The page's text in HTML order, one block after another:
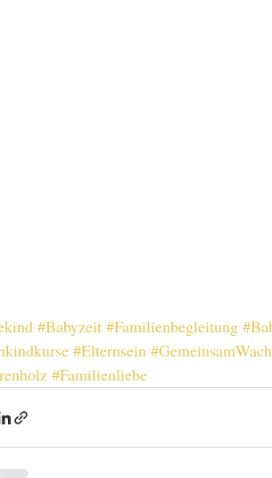
#Babyzeit #Familienbegleitung
#Elternsein
#Familienliebe